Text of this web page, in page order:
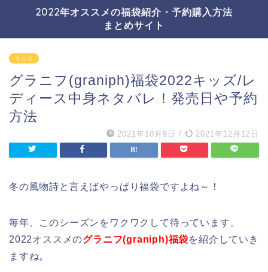
2022年オススメの福袋紹介・予約購入方法
まとめサイト
キッズ
グラニフ(graniph)福袋2022キッズ/レ
ディース中身ネタバレ！発売日や予約
方法
2021年10月9日 / 2021年12月12日
冬の風物詩と言えばやっぱり福袋ですよね～！
毎年、このシーズンをワクワクして待っています。
2022オススメのグラニフ(graniph)福袋を紹介していき
ますね。